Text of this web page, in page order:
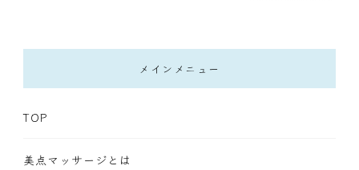
メインメニュー
TOP
美点マッサージとは